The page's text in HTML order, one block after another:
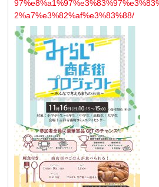
2%a7%e3%82%af%e3%83%88/